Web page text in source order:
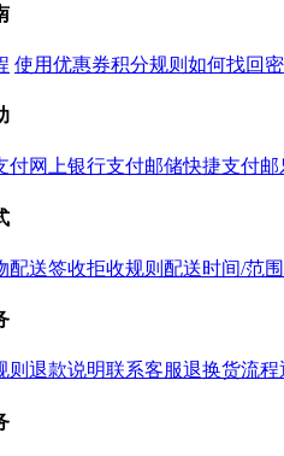
使用优惠券积分规则 如何找回
付网上银行支付邮储快捷支付邮
配送签收拒收规则 配送时间/范
则 退款说明联系客服退换货流程